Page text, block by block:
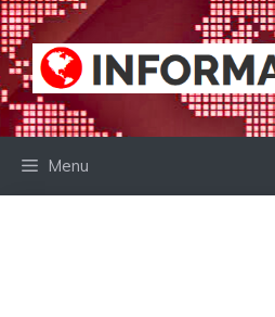
Preskočiť
na
obsah
Menu